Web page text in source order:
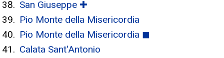
San Giuseppe ✚
Pio Monte della Misericordia
Pio Monte della Misericordia ◼
Calata Sant'Antonio